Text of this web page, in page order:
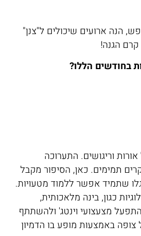
הנה ארועים שיכולים ל"צנן"
הגנה!
בחודשים הללו?
וריגושים. התערוכה
תמימים. כאן, הסיפור מקבל
שתמיד אפשר ללמוד מטעויות.
כגון, בינה מלאכותית,
מצעצועי וינטג' ולהשתתף
צופה באמצעות מופע בו הדמיון